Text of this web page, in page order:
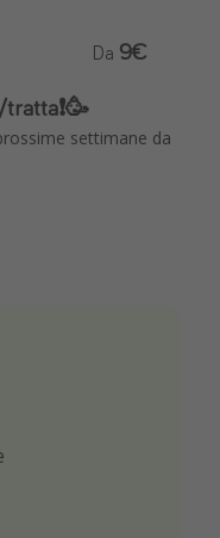
settimane da
Da 9€